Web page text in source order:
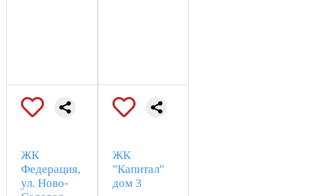
ЖК
Федерация,
ул. Ново-
ЖК
"Капитал"
дом 3